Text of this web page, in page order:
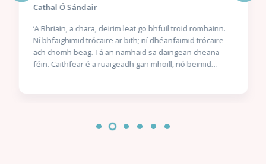
Cathal Ó Sándair
‘A Bhriain, a chara, deirim leat go bhfuil troid romhainn.
Ní bhfaighimid trócaire ar bith; ní dhéanfaimid trócaire
ach chomh beag. Tá an namhaid sa daingean cheana
féin. Caithfear é a ruaigeadh gan mhoill, nó beimid
Ó Conchubhair, Cheannaire an Bhrainse Lorgaireachta,